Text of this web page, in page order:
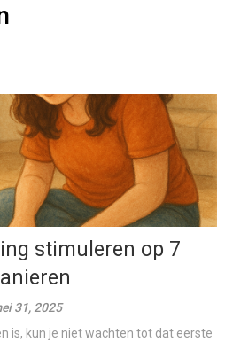
stimuleren op 7
31, 2025
is, kun je niet wachten tot dat eerste